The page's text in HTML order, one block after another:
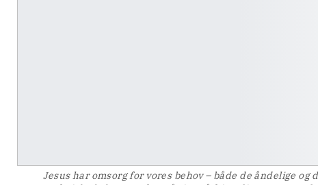
Jesus har omsorg for vores behov – både de åndelige og